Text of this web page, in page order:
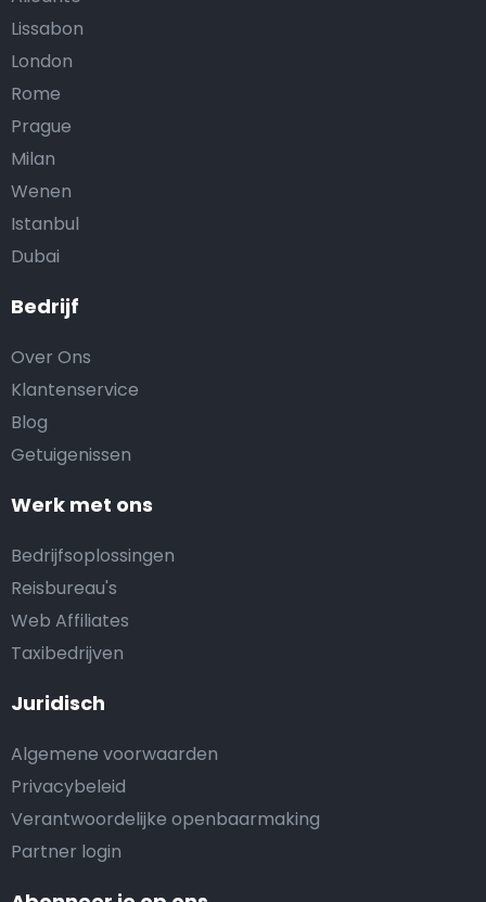
Bedrijf
Over Ons
Klantenservice
Blog
Getuigenissen
Werk met ons
Bedrijfsoplossingen
Reisbureau's
Web Affiliates
Taxibedrijven
Juridisch
Algemene voorwaarden
Privacybeleid
Verantwoordelijke openbaarmaking
Partner login
Lissabon
London
Rome
Prague
Milan
Wenen
Istanbul
Dubai